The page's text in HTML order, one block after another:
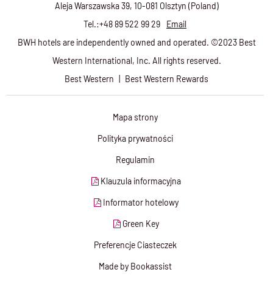
Aleja Warszawska 39, 10-081 Olsztyn ( Poland )
Tel.:+48 89 522 99 29 Email
BWH hotels are independently owned and operated. ©2023 Best
Western International, Inc. All rights reserved.
Best Western Best Western Rewards
Mapa strony
Polityka prywatności
Regulamin
Klauzula informacyjna
Informator hotelowy
Green Key
Preferencje Ciasteczek
Made by Bookassist